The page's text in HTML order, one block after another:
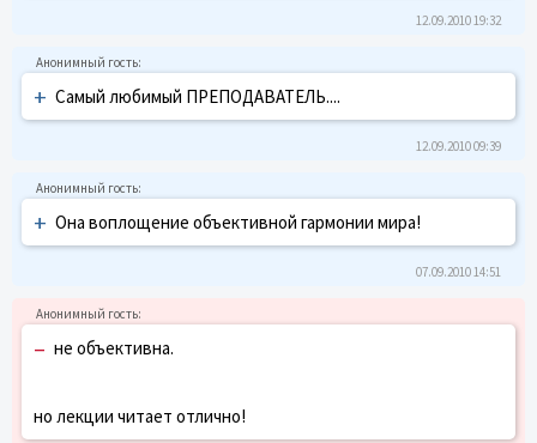
12.09.2010 19:32
+ Самый любимый ПРЕПОДАВАТЕЛЬ....
12.09.2010 09:39
+ Она воплощение объективной гармонии мира!
07.09.2010 14:51
– не объективна.
но лекции читает отлично!